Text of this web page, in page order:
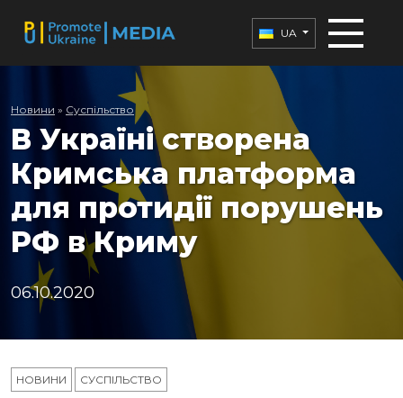
UA
Новини » Суспільство
В Україні створена
Кримська платформа
для протидії порушень
РФ в Криму
06.10.2020
НОВИНИ СУСПІЛЬСТВО